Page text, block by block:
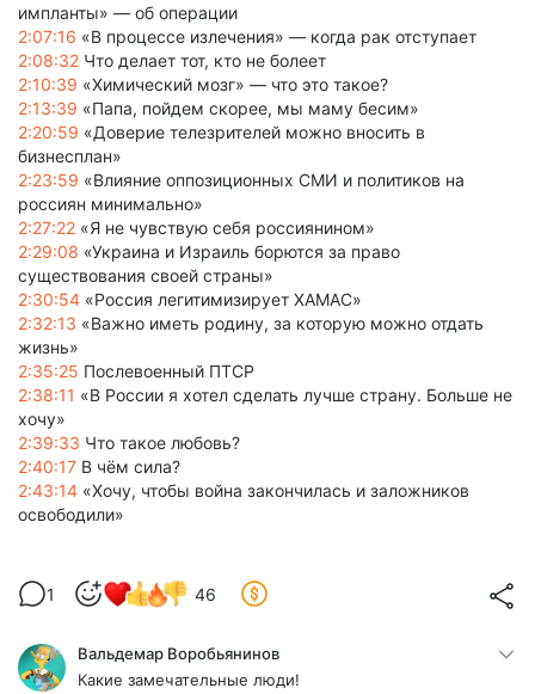
импланты» — об операции
2:07:16 «В процессе излечения» — когда рак отступает
2:08:32 Что делает тот, кто не болеет
2:10:39 «Химический мозг» — что это такое?
2:13:39 «Папа, пойдем скорее, мы маму бесим»
2:20:59 «Доверие телезрителей можно вносить в
бизнесплан»
2:23:59 «Влияние оппозиционных СМИ и политиков на
россиян минимально»
2:27:22 «Я не чувствую себя россиянином»
2:29:08 «Украина и Израиль борются за право
существования своей страны»
2:30:54 «Россия легитимизирует ХАМАС»
2:32:13 «Важно иметь родину, за которую можно отдать
жизнь»
2:35:25 Послевоенный ПТСР
2:38:11 «В России я хотел сделать лучше страну. Больше не
хочу»
2:39:33 Что такое любовь?
2:40:17 В чём сила?
2:43:14 «Хочу, чтобы война закончилась и заложников
освободили»
1 46
Вальдемар Воробьянинов
Какие замечательные люди!